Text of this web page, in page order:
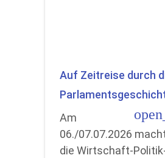
Auf Zeitreise durch
Am
06./07.07.2026
die Wirtschaft-